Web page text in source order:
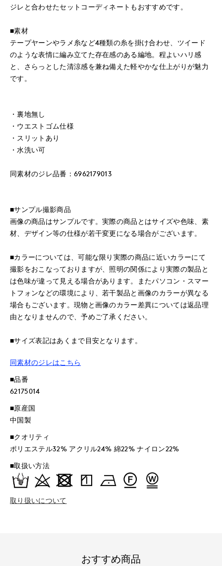
ジレと合わせたセットコーディネートもおすすめです。
■素材
テープヤーンやラメ糸など4種類の糸を掛け合わせ、ツイード
のような表情に編み立てた存在感のある編地。程よいハリ感
と、さらっとした清涼感を兼ね備えた軽やかな仕上がりが魅力
です。
・裏地無し
・ウエストゴム仕様
・スリットあり
・水洗い可
同素材のジレ品番：6962179013
■サンプル撮影商品
画像の商品はサンプルです。実際の商品とはサイズや色味、素
材、デザイン等の仕様が若干変更になる場合がございます。
■カラーについては、可能な限り実際の商品に近いカラーにて
撮影をおこなっておりますが、照明の関係により実際の製品と
は色味が違って見える場合があります。またパソコン・スマー
トフォンなどの環境により、若干製品と画像のカラーが異なる
場合もございます。現物と画像のカラー差異については返品理
由となりませんので、予めご了承ください。
■サイズ表記はあくまで目安となります。
同素材のジレはこちら
■品番
62175014
■原産国
中国製
■クオリティ
ポリエステル32% アクリル24% 綿22% ナイロン22%
■取扱い方法
取り扱いについて
おすすめ商品